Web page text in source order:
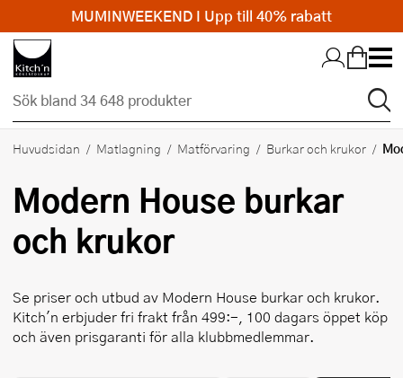
Hopp till huvudinnehållet
Huvudsidan Matlagning Matförvaring Burkar och krukor
Modern House burkar
och krukor
Se priser och utbud av Modern House burkar och krukor.
Kitch'n erbjuder fri frakt från 499:-, 100 dagars öppet köp
och även prisgaranti för alla klubbmedlemmar.
MUMINWEEKEND I Upp till 40% rabatt